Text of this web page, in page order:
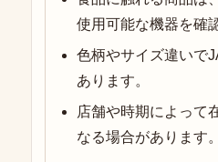
使用可能な機器を確
色柄やサイズ違いで
あります。
店舗や時期によって
なる場合があります。